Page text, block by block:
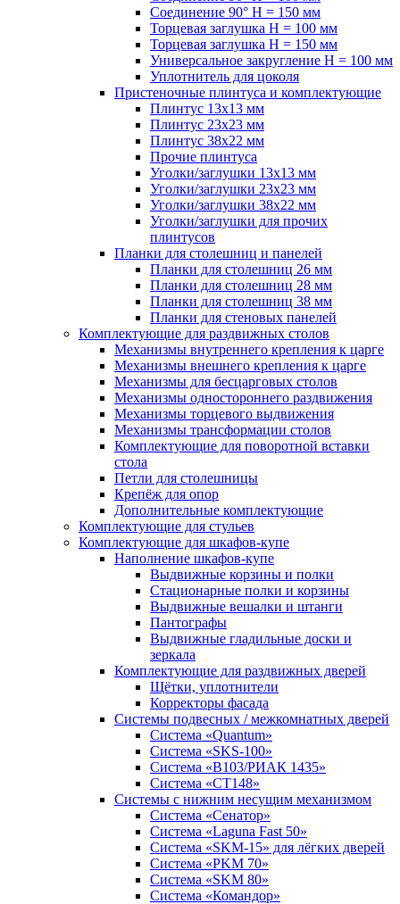
Соединение 90° H = 150 мм
Торцевая заглушка H = 100 мм
Торцевая заглушка H = 150 мм
Универсальное закругление H = 100 мм
Уплотнитель для цоколя
Пристеночные плинтуса и комплектующие
Плинтус 13х13 мм
Плинтус 23х23 мм
Плинтус 38х22 мм
Прочие плинтуса
Уголки/заглушки 13х13 мм
Уголки/заглушки 23х23 мм
Уголки/заглушки 38х22 мм
Уголки/заглушки для прочих
плинтусов
Планки для столешниц и панелей
Планки для столешниц 26 мм
Планки для столешниц 28 мм
Планки для столешниц 38 мм
Планки для стеновых панелей
Комплектующие для раздвижных столов
Механизмы внутреннего крепления к царге
Механизмы внешнего крепления к царге
Механизмы для бесцарговых столов
Механизмы одностороннего раздвижения
Механизмы торцевого выдвижения
Механизмы трансформации столов
Комплектующие для поворотной вставки
стола
Петли для столешницы
Крепёж для опор
Дополнительные комплектующие
Комплектующие для стульев
Комплектующие для шкафов-купе
Наполнение шкафов-купе
Выдвижные корзины и полки
Стационарные полки и корзины
Выдвижные вешалки и штанги
Пантографы
Выдвижные гладильные доски и
зеркала
Комплектующие для раздвижных дверей
Щётки, уплотнители
Корректоры фасада
Системы подвесных / межкомнатных дверей
Система «Quantum»
Система «SKS-100»
Система «B103/РИАК 1435»
Система «СТ148»
Системы с нижним несущим механизмом
Система «Сенатор»
Система «Laguna Fast 50»
Система «SKM-15» для лёгких дверей
Система «PKM 70»
Система «SKM 80»
Система «Командор»